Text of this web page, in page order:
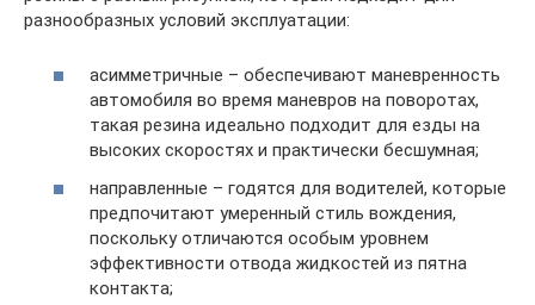
разнообразных условий эксплуатации:
асимметричные – обеспечивают маневренность
автомобиля во время маневров на поворотах,
такая резина идеально подходит для езды на
высоких скоростях и практически бесшумная;
направленные – годятся для водителей, которые
предпочитают умеренный стиль вождения,
поскольку отличаются особым уровнем
эффективности отвода жидкостей из пятна
контакта;